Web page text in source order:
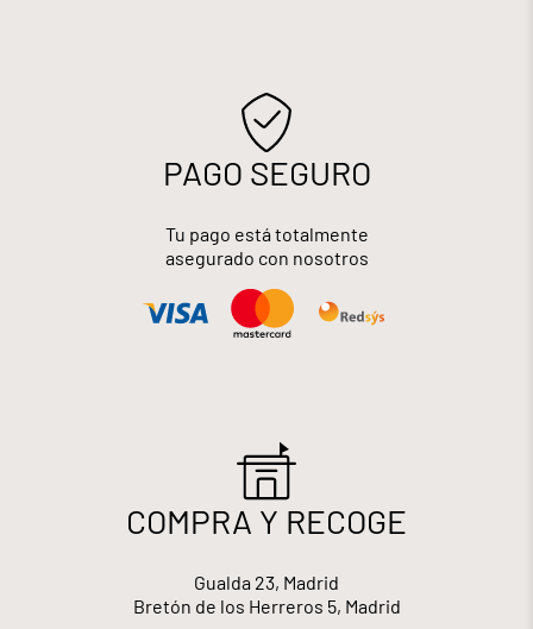
PAGO SEGURO
Tu pago está totalmente
asegurado con nosotros
COMPRA Y RECOGE
Gualda 23, Madrid
Bretón de los Herreros 5, Madrid